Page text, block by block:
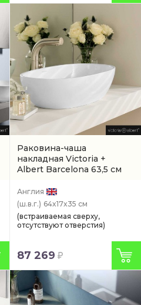
Раковина-чаша
накладная Victoria +
Albert Barcelona 63,5 см
Англия
(ш.в.г.) 64x17x35 см
(встраиваемая сверху,
отсутствуют отверстия)
87 269